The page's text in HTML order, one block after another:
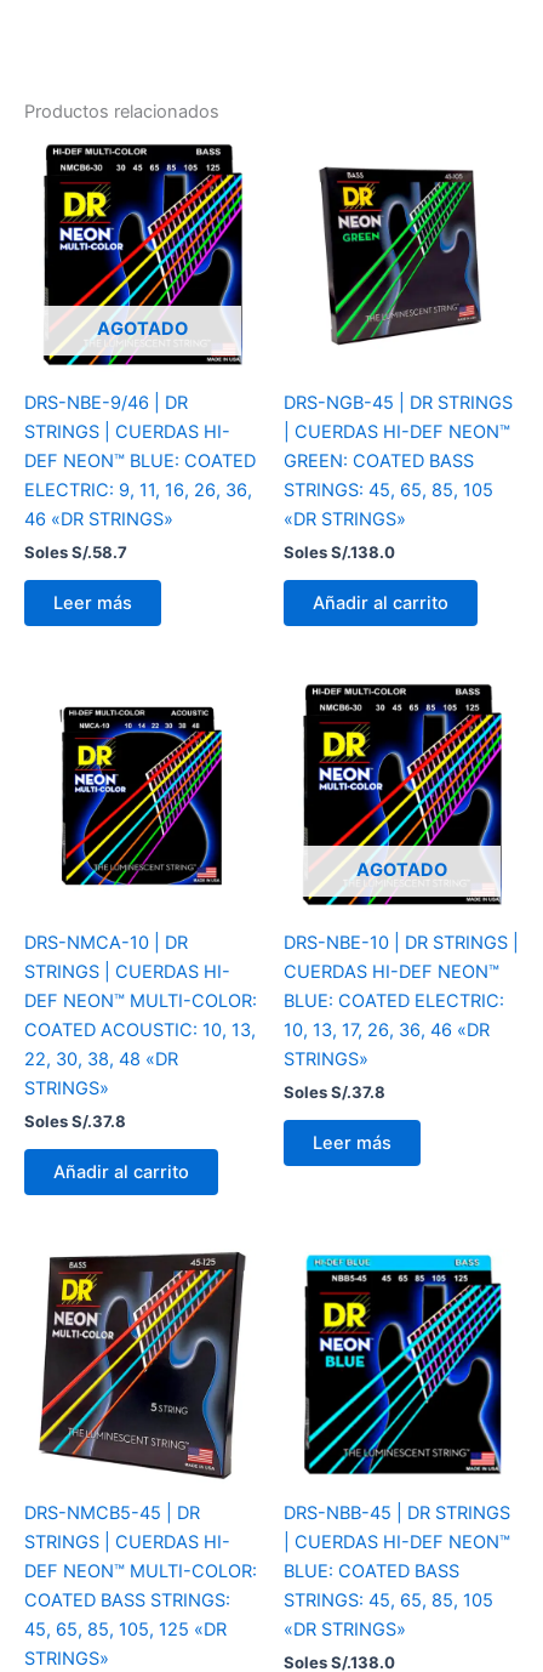
Productos relacionados
AGOTADO
DRS-NBE-9/46 | DR
STRINGS | CUERDAS HI-
DEF NEON™ BLUE: COATED
ELECTRIC: 9, 11, 16, 26, 36,
46 «DR STRINGS»
Soles S/.58.7
Leer más
DRS-NGB-45 | DR STRINGS
| CUERDAS HI-DEF NEON™
GREEN: COATED BASS
STRINGS: 45, 65, 85, 105
«DR STRINGS»
Soles S/.138.0
Añadir al carrito
DRS-NMCA-10 | DR
STRINGS | CUERDAS HI-
DEF NEON™ MULTI-COLOR:
COATED ACOUSTIC: 10, 13,
22, 30, 38, 48 «DR
STRINGS»
Soles S/.37.8
Añadir al carrito
AGOTADO
DRS-NBE-10 | DR STRINGS |
CUERDAS HI-DEF NEON™
BLUE: COATED ELECTRIC:
10, 13, 17, 26, 36, 46 «DR
STRINGS»
Soles S/.37.8
Leer más
DRS-NMCB5-45 | DR
STRINGS | CUERDAS HI-
DEF NEON™ MULTI-COLOR:
COATED BASS STRINGS:
45, 65, 85, 105, 125 «DR
STRINGS»
DRS-NBB-45 | DR STRINGS
| CUERDAS HI-DEF NEON™
BLUE: COATED BASS
STRINGS: 45, 65, 85, 105
«DR STRINGS»
Soles S/.138.0